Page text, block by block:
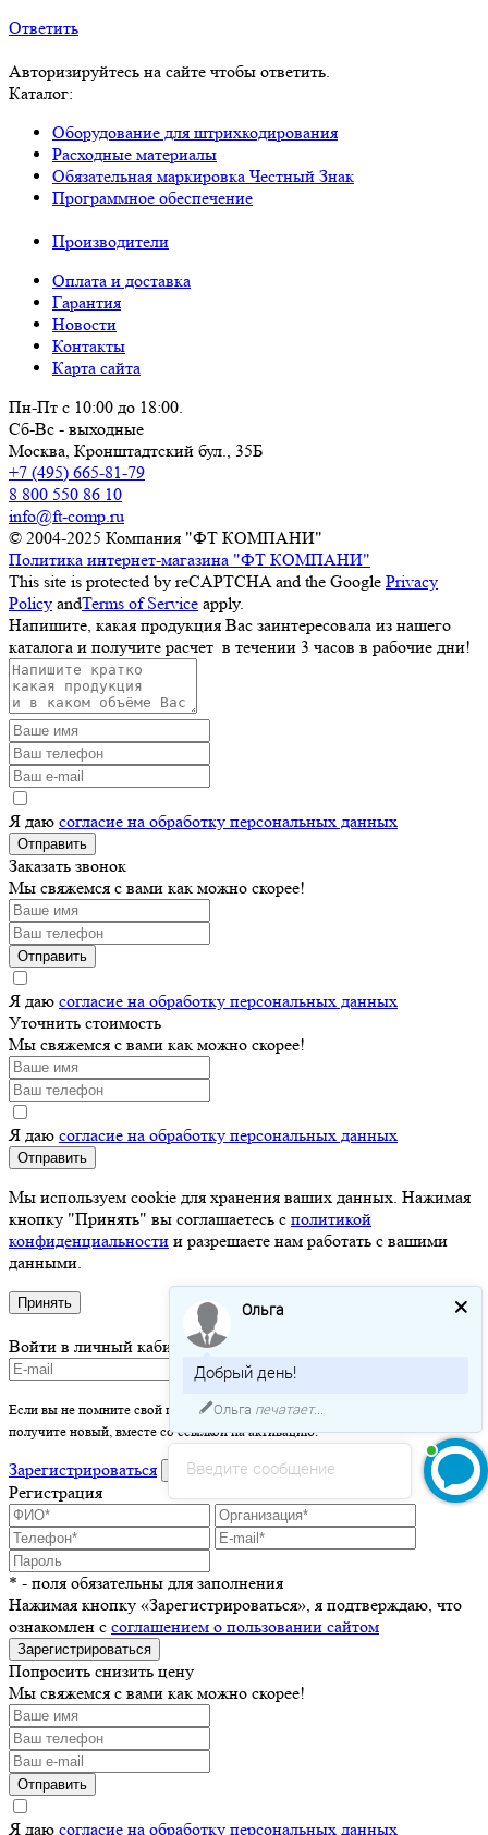
Ответить
Авторизируйтесь на сайте чтобы ответить.
Каталог:
Оборудование для штрихкодирования
Расходные материалы
Обязательная маркировка Честный Знак
Программное обеспечение
Производители
Оплата и доставка
Гарантия
Новости
Контакты
Карта сайта
Пн-Пт с 10:00 до 18:00.
Сб-Вс - выходные
Москва, Кронштадтский бул., 35Б
+7 (495) 665-81-79
8 800 550 86 10
info@ft-comp.ru
© 2004-2025 Компания "ФТ КОМПАНИ"
Политика интернет-магазина "ФТ КОМПАНИ"
This site is protected by reCAPTCHA and the Google Privacy
Policy andTerms of Service apply.
Напишите, какая продукция Вас заинтересовала из нашего
каталога и получите расчет в течении 3 часов в рабочие дни!
Я даю согласие на обработку персональных данных
Отправить
Заказать звонок
Мы свяжемся с вами как можно скорее!
Отправить
Я даю согласие на обработку персональных данных
Уточнить стоимость
Мы свяжемся с вами как можно скорее!
Я даю согласие на обработку персональных данных
Отправить
Мы используем cookie для хранения ваших данных. Нажимая
кнопку "Принять" вы соглашаетесь с политикой
конфиденциальности и разрешаете нам работать с вашими
данными.
Принять
Войти в личный кабинет
Если вы не помните свой пароль - просто оставьте это поле пустым и вы
получите новый, вместе со ссылкой на активацию.
Зарегистрироваться войти
Регистрация
* - поля обязательны для заполнения
Нажимая кнопку «Зарегистрироваться», я подтверждаю, что
ознакомлен с соглашением о пользовании сайтом
Зарегистрироваться
Попросить снизить цену
Мы свяжемся с вами как можно скорее!
Отправить
Я даю согласие на обработку персональных данных
Введите сообщение
Ольга
Добрый день!
Ольга печатает...